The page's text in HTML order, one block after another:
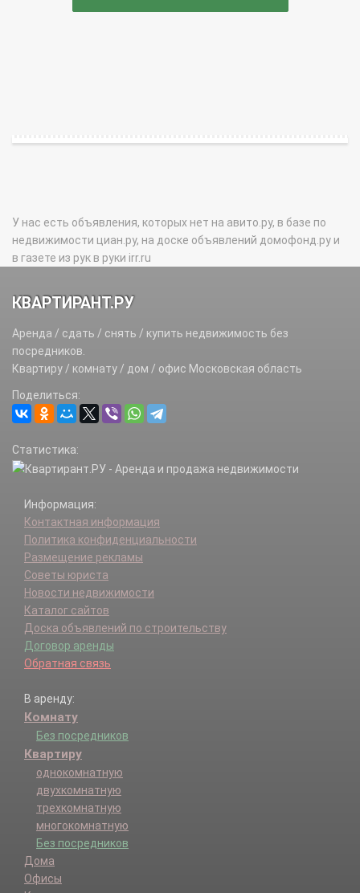
У нас есть объявления, которых нет на авито.ру, в базе по
недвижимости циан.ру, на доске объявлений домофонд.ру и
в газете из рук в руки irr.ru
КВАРТИРАНТ.РУ
Аренда / сдать / снять / купить недвижимость без
посредников.
Квартиру / комнату / дом / офис Московская область
Поделиться:
Статистика:
Информация:
Контактная информация
Политика конфиденциальности
Размещение рекламы
Советы юриста
Новости недвижимости
Каталог сайтов
Доска объявлений по строительству
Договор аренды
Обратная связь
В аренду:
Комнату
Без посредников
Квартиру
однокомнатную
двухкомнатную
трехкомнатную
многокомнатную
Без посредников
Дома
Офисы